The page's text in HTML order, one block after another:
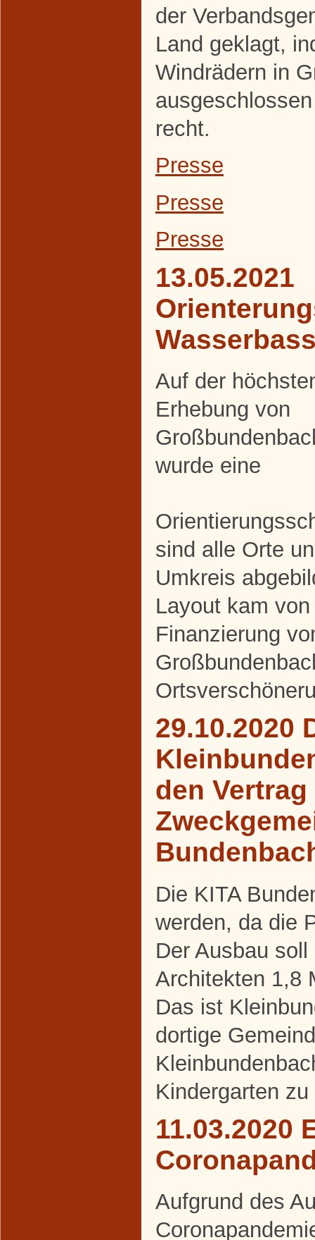
der
Land geklagt,
Windrädern in
recht.
Presse
Presse
Presse
13.05.2021
Auf der
Erhebung von
wurde eine
sind alle Orte
Umkreis
Layout kam
Finanzierung
29.10.2020
den Vertrag
Die KITA
werden, da die
Der Ausbau
Architekten 1,8
Das ist
dortige
Kindergarten zu
11.03.2020
Aufgrund des